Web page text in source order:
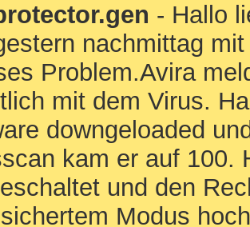
- Hallo
nachmittag
Problem.Avira
mit dem Virus.
downgeloaded
kam er auf 100.
und den
Modus